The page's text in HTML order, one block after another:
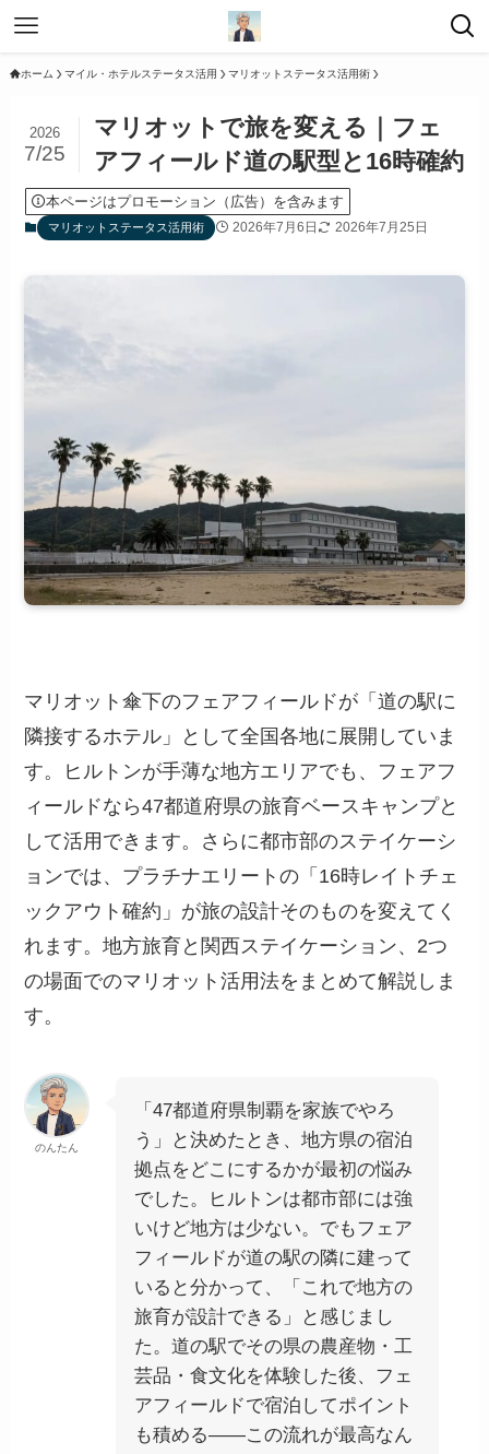
ホーム マイル・ホテルステータス活用 マリオットステータス活用術
マリオットで旅を変える｜フェ
アフィールド道の駅型と16時確約
2026
7/25
本ページはプロモーション（広告）を含みます
マリオットステータス活用術 2026年7月6日 2026年7月25日
マリオット傘下のフェアフィールドが「道の駅に
隣接するホテル」として全国各地に展開していま
す。
ヒルトンが手薄な地方エリアでも、フェアフ
ィールドなら47都道府県の旅育ベースキャンプと
して活用できます。さらに都市部のステイケーシ
ョンでは、プラチナエリートの「16時レイトチェ
ックアウト確約」が旅の設計そのものを変えてく
れます。地方旅育と関西ステイケーション、2つ
の場面でのマリオット活用法をまとめて解説しま
す。
のんたん
「47都道府県制覇を家族でやろ
う」と決めたとき、地方県の宿泊
拠点をどこにするかが最初の悩み
でした。ヒルトンは都市部には強
いけど地方は少ない。でもフェア
フィールドが道の駅の隣に建って
いると分かって、「これで地方の
旅育が設計できる」と感じまし
た。道の駅でその県の農産物・工
芸品・食文化を体験した後、フェ
アフィールドで宿泊してポイント
も積める——この流れが最高なん